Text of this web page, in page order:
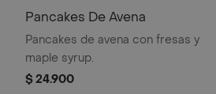
Pancakes De Avena
Pancakes de avena con fresas y
maple syrup.
$ 24.900